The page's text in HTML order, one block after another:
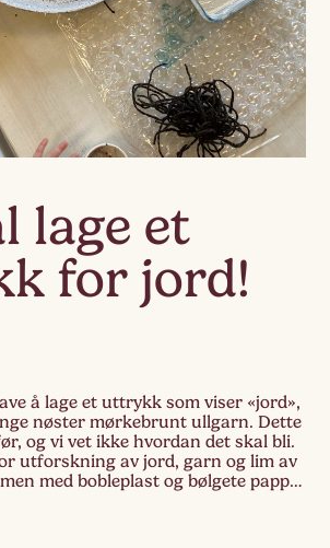
lage et
for jord!
å lage et uttrykk som viser «jord»,
nøster mørkebrunt ullgarn. Dette
og vi vet ikke hvordan det skal bli.
utforskning av jord, garn og lim av
med bobleplast og bølgete papp.